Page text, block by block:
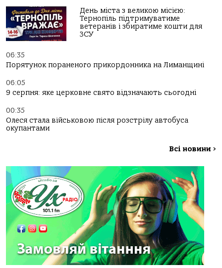
День міста з великою місією:
Тернопіль підтримуватиме
ветеранів і збиратиме кошти для
ЗСУ
06:35
Порятунок пораненого прикордонника на Лиманщині
06:05
9 серпня: яке церковне свято відзначають сьогодні
00:35
Олеся стала військовою після розстрілу автобуса
окупантами
Всі новини >